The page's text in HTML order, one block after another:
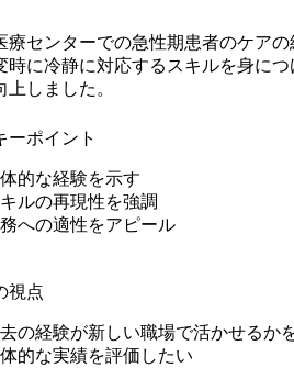
療センターでの急性期患者のケア
時に冷静に対応するスキルを身に
上しました。
ーポイント
的な経験を示す
ルの再現性を強調
への適性をアピール
視点
の経験が新しい職場で活かせるか
的な実績を評価したい